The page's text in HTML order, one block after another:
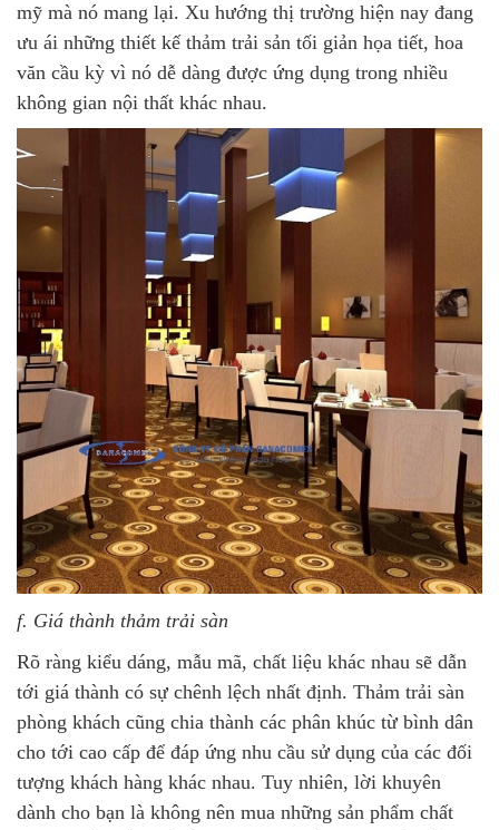
mỹ mà nó mang lại. Xu hướng thị trường hiện nay đang
ưu ái những thiết kế thảm trải sản tối giản họa tiết, hoa
văn cầu kỳ vì nó dễ dàng được ứng dụng trong nhiều
không gian nội thất khác nhau.
f. Giá thành thảm trải sàn
Rõ ràng kiểu dáng, mẫu mã, chất liệu khác nhau sẽ dẫn
tới giá thành có sự chênh lệch nhất định. Thảm trải sàn
phòng khách cũng chia thành các phân khúc từ bình dân
cho tới cao cấp để đáp ứng nhu cầu sử dụng của các đối
tượng khách hàng khác nhau. Tuy nhiên, lời khuyên
dành cho bạn là không nên mua những sản phẩm chất